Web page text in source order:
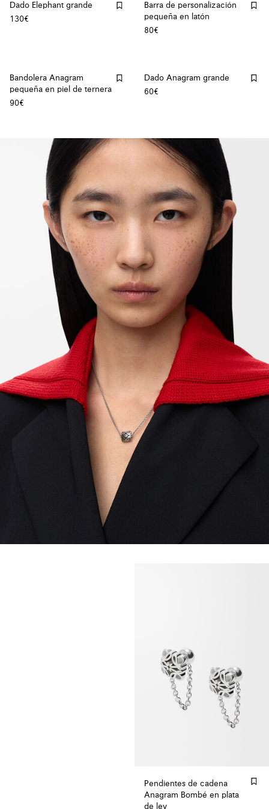
Dado Elephant grande
130€
Barra de personalización
pequeña en latón
80€
Bandolera Anagram
pequeña en piel de ternera
90€
Dado Anagram grande
60€
Pendientes de cadena
Anagram Bombé en plata
de ley